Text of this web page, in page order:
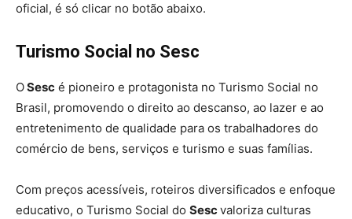
oficial, é só clicar no botão abaixo.
Turismo Social no Sesc
OSesc é pioneiro e protagonista no Turismo Social no
Brasil, promovendo o direito ao descanso, ao lazer e ao
entretenimento de qualidade para os trabalhadores do
comércio de bens, serviços e turismo e suas famílias.
Com preços acessíveis, roteiros diversificados e enfoque
educativo, o Turismo Social do Sescvaloriza culturas